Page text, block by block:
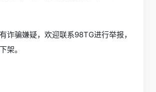
诈骗嫌疑，欢迎联系98TG进行举报，
架。